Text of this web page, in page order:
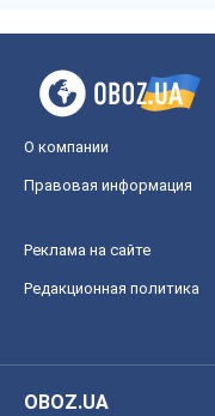
О компании
Правовая информация
Реклама на сайте
Редакционная политика
OBOZ.UA